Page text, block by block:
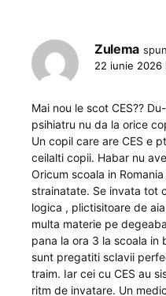
Zulema
22 iunie 2026
Mai nou le scot CES??
psihiatru nu da la orice
Un copil care are CES e
ceilalti copii. Habar nu
Oricum scoala in
strainatate. Se invata tot
logica , plictisitoare de
multa materie pe
pana la ora 3 la scoala in
sunt pregatiti sclavii
traim. Iar cei cu CES au
ritm de invatare. Un